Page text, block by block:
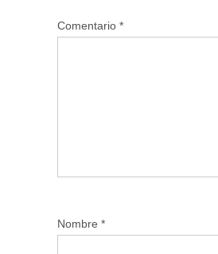
Comentario *
Nombre *